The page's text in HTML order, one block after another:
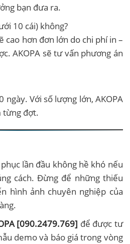
bạn đưa ra.
10 cái) không?
cao hơn đơn lớn do chi phí in –
AKOPA sẽ tư vấn phương án
ngày. Với số lượng lớn, AKOPA
từng đợt.
lần đầu không hề khó nếu
cách. Đừng để những thiếu
hình ảnh chuyên nghiệp của
[090.2479.769] để được tư
demo và báo giá trong vòng